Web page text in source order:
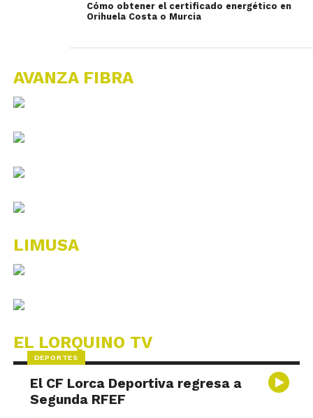
Cómo obtener el certificado energético en
Orihuela Costa o Murcia
AVANZA FIBRA
LIMUSA
EL LORQUINO TV
DEPORTES
El CF Lorca Deportiva regresa a
Segunda RFEF